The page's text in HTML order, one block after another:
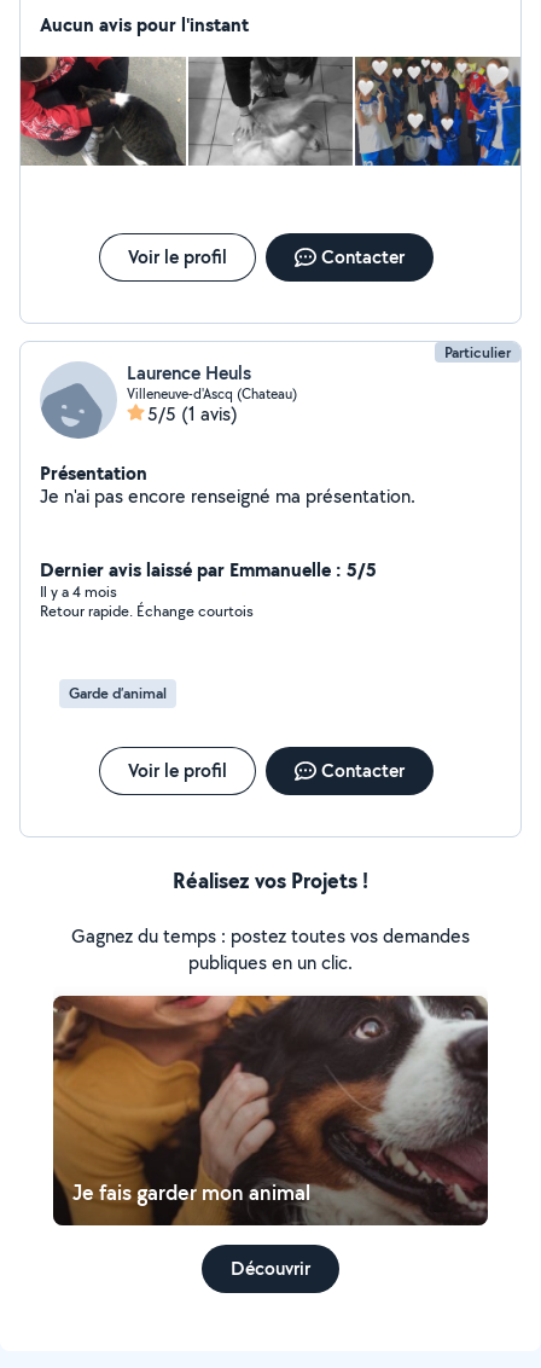
Aucun avis pour l'instant
Voir le profil Contacter
Particulier
Laurence Heuls
Villeneuve-d'Ascq (Chateau)
5/5 (1 avis)
Présentation
Je n'ai pas encore renseigné ma présentation.
Dernier avis laissé par Emmanuelle : 5/5
Il y a 4 mois
Retour rapide. Échange courtois
Garde d’animal
Voir le profil Contacter
Réalisez vos Projets !
Gagnez du temps : postez toutes vos demandes
publiques en un clic.
Je fais garder mon animal
Découvrir